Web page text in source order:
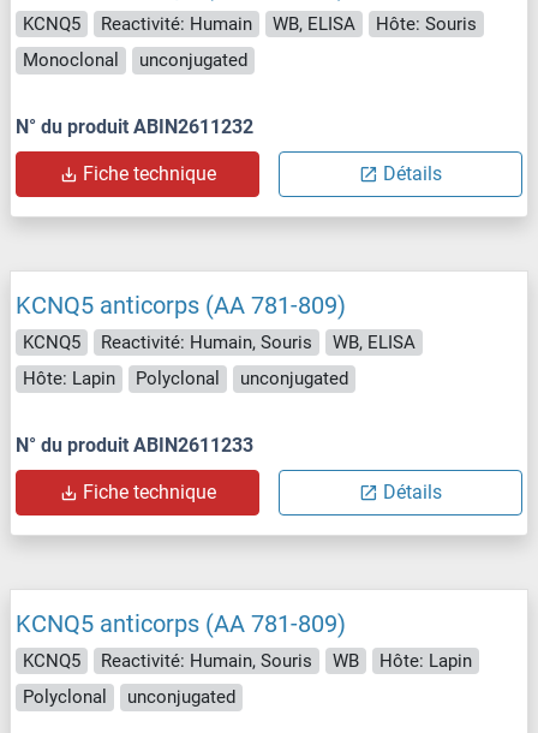
KCNQ5 Reactivité: Humain WB, ELISA
Hôte: Souris
Monoclonal
unconjugated
N° du produit ABIN2611232
Fiche technique Détails
KCNQ5 anticorps (AA 781-809)
KCNQ5 Reactivité: Humain, Souris
WB, ELISA
Hôte: Lapin
Polyclonal unconjugated
N° du produit ABIN2611233
Fiche technique Détails
KCNQ5 anticorps (AA 781-809)
KCNQ5 Reactivité: Humain, Souris WB
Hôte: Lapin
Polyclonal
unconjugated